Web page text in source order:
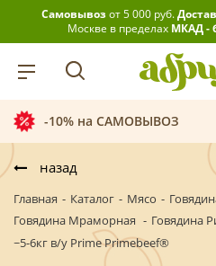
Самовывозот 5 000 руб.
Москве в пределах МКАД -
-10% на САМОВЫВОЗ
назад
Главная - Каталог - Мясо -
Говядина Мраморная - Говядина
~5-6кг в/у Prime Primebeef®